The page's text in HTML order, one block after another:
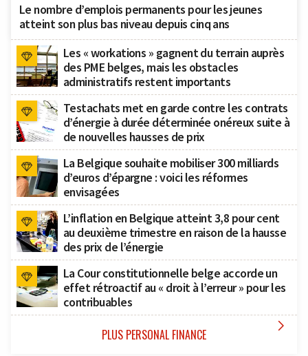
Le nombre d’emplois permanents pour les jeunes
atteint son plus bas niveau depuis cinq ans
Les « workations » gagnent du terrain auprès
des PME belges, mais les obstacles
administratifs restent importants
Testachats met en garde contre les contrats
d’énergie à durée déterminée onéreux suite à
de nouvelles hausses de prix
La Belgique souhaite mobiliser 300 milliards
d’euros d’épargne : voici les réformes
envisagées
L’inflation en Belgique atteint 3,8 pour cent
au deuxième trimestre en raison de la hausse
des prix de l’énergie
La Cour constitutionnelle belge accorde un
effet rétroactif au « droit à l’erreur » pour les
contribuables
PLUS PERSONAL FINANCE 